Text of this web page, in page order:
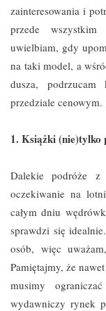
zainteresowania i
przede
uwielbiam, gdy
na taki model, a
dusza,
przedziale cenowym.
1. Książki (nie)tylko
Dalekie podróże
oczekiwanie na
całym dniu
sprawdzi się
osób, więc
Pamiętajmy, że
musimy
wydawniczy rynek